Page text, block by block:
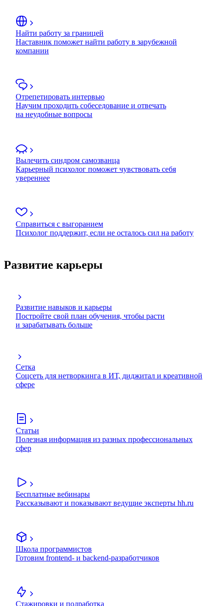
Найти работу за границей
Наставник поможет найти работу в зарубежной
компании
Отрепетировать интервью
Научим проходить собеседование и отвечать
на неудобные вопросы
Вылечить синдром самозванца
Карьерный психолог поможет чувствовать себя
увереннее
Справиться с выгоранием
Психолог поддержит, если не осталось сил на работу
Развитие карьеры
Развитие навыков и карьеры
Постройте свой план обучения, чтобы расти
и зарабатывать больше
Сетка
Соцсеть для нетворкинга в ИТ, диджитал и креативной
сфере
Статьи
Полезная информация из разных профессиональных
сфер
Бесплатные вебинары
Рассказывают и показывают ведущие эксперты hh.ru
Школа программистов
Готовим frontend- и backend-разработчиков
Стажировки и подработка